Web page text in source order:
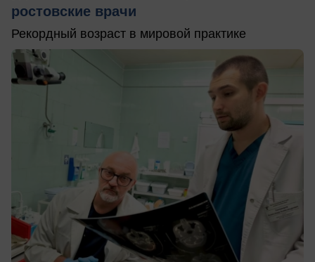
ростовские врачи
Рекордный возраст в мировой практике